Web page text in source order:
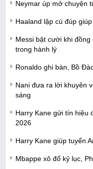
Neymar úp mở chuyện
Haaland lập cú đúp
Messi bật cười khi
trong hành lý
Ronaldo ghi bàn, Bồ
Nani đưa ra lời khuyên
sáng
Harry Kane gửi tín hiệu
2026
Harry Kane giúp tuyển
Mbappe xô đổ kỷ lục,